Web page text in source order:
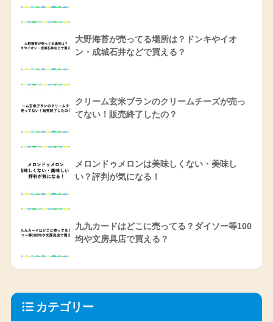
大野海苔が売ってる場所は？ドンキやイオ
ン・成城石井などで買える？
クリーム玄米ブランのクリームチーズが売っ
てない！販売終了したの？
メロンドゥメロンは美味しくない・美味し
い？評判が気になる！
九九カードはどこに売ってる？ダイソー等100
均や文房具店で買える？
カテゴリー